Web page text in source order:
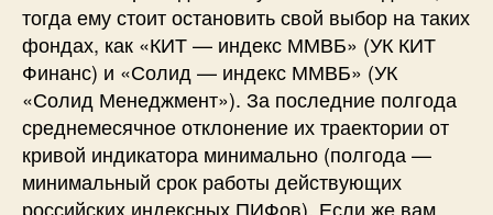
тогда ему стоит остановить свой выбор на таких
фондах, как «КИТ — индекс ММВБ» (УК КИТ
Финанс) и «Солид — индекс ММВБ» (УК
«Солид Менеджмент»). За последние полгода
среднемесячное отклонение их траектории от
кривой индикатора минимально (полгода —
минимальный срок работы действующих
российских индексных ПИФов). Если же вам